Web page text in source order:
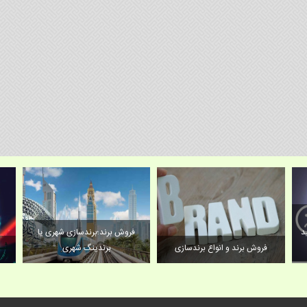
فروش برند؛برندسازی شهری یا
برندینگ شهری
فروش برند و انواع برندسازی